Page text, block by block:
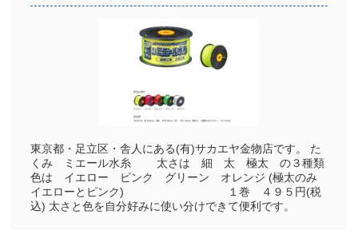
東京都・足立区・舎人にある(有)サカエヤ金物店です。 た
くみ ミエール水糸 太さは 細 太 極太 の３種類
色は イエロー ピンク グリーン オレンジ (極太のみ
イエローとピンク) １巻 ４９５円(税
込) 太さと色を自分好みに使い分けできて便利です。